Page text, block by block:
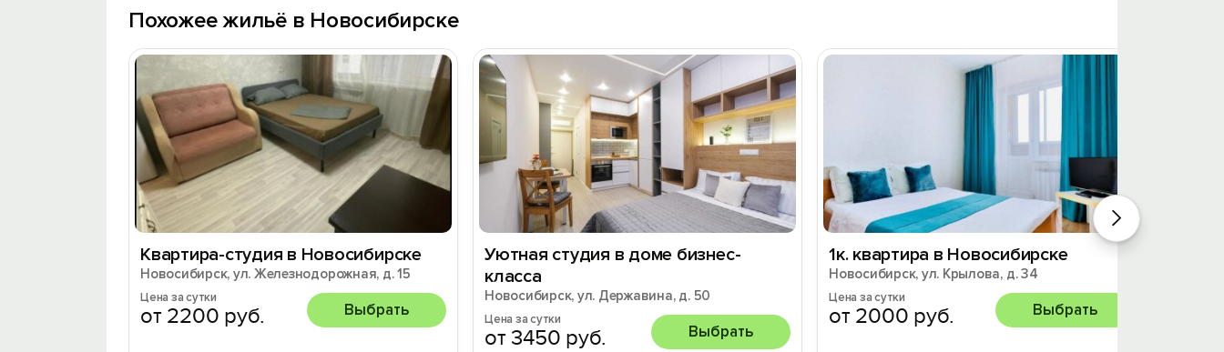
Похожее жильё в Новосибирске
Квартира-студия в Новосибирске
Новосибирск, ул. Железнодорожная, д. 15
Цена за сутки
от 2200 руб. Выбрать
Уютная студия в доме бизнес-
класса
Новосибирск, ул. Державина, д. 50
Цена за сутки
от 3450 руб. Выбрать
1к. квартира в Новосибирске
Новосибирск, ул. Крылова, д. 34
Цена за сутки
от 2000 руб. Выбрать